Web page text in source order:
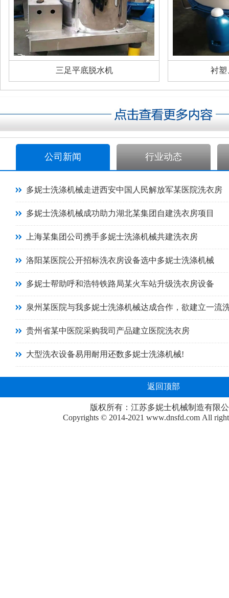
三足平底脱水机 衬塑
公司新闻 行业动态
多妮士洗涤机械走进西安中国人民解放军某医院洗衣房
多妮士洗涤机械成功助力湖北某集团自建洗衣房项目
上海某集团公司携手多妮士洗涤机械共建洗衣房
洛阳某医院公开招标洗衣房设备选中多妮士洗涤机械
多妮士帮助呼和浩特铁路局某火车站升级洗衣房设备
泉州某医院与我多妮士洗涤机械达成合作，欲建立一流
贵州省某中医院采购我司产品建立医院洗衣房
大型洗衣设备易用耐用还数多妮士洗涤机械!
返回顶部
版权所有：江苏多妮士机械制造有限
Copyrights © 2014-2021 www.dnsfd.com All